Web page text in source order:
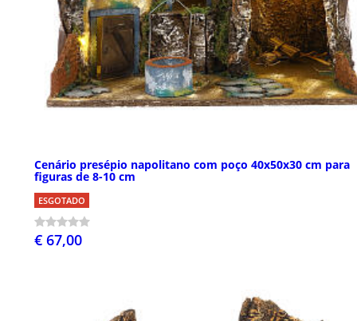
Cenário presépio napolitano com poço 40x50x30 cm para
figuras de 8-10 cm
ESGOTADO
€ 67,00